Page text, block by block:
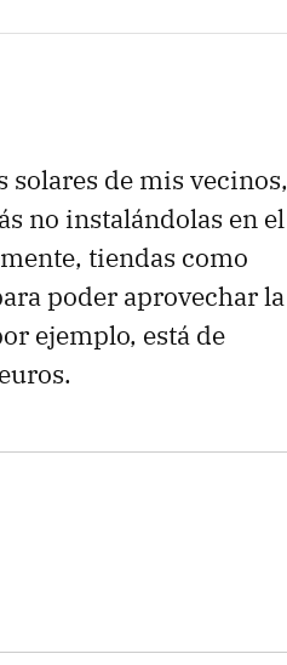
solares de mis vecinos,
no instalándolas en el
tiendas como
poder aprovechar la
ejemplo, está de